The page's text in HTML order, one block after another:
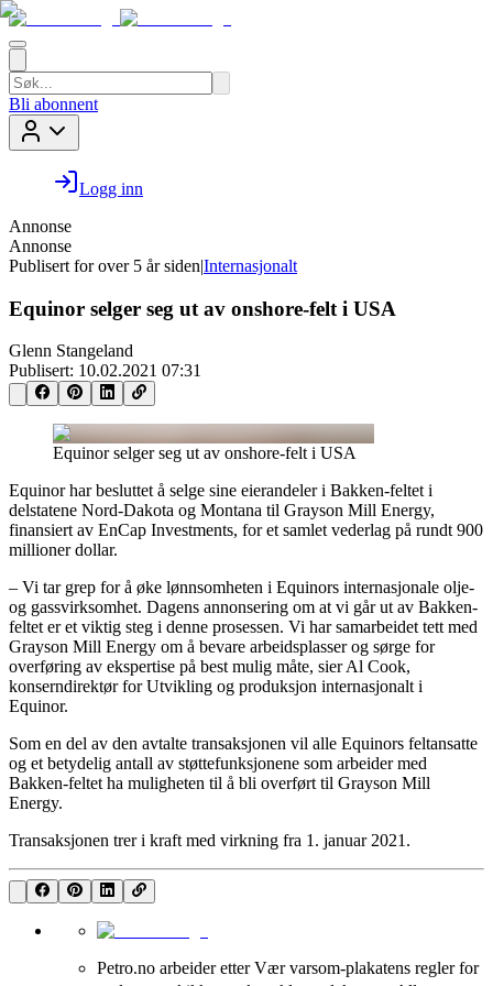
Bli abonnent
Logg inn
Annonse
Annonse
Publisert for over 5 år siden|Internasjonalt
Equinor selger seg ut av onshore-felt i USA
Glenn Stangeland
Publisert: 10.02.2021 07:31
Equinor selger seg ut av onshore-felt i USA
Equinor har besluttet å selge sine eierandeler i Bakken-feltet i
delstatene Nord-Dakota og Montana til Grayson Mill Energy,
finansiert av EnCap Investments, for et samlet vederlag på rundt 900
millioner dollar.
– Vi tar grep for å øke lønnsomheten i Equinors internasjonale olje-
og gassvirksomhet. Dagens annonsering om at vi går ut av Bakken-
feltet er et viktig steg i denne prosessen. Vi har samarbeidet tett med
Grayson Mill Energy om å bevare arbeidsplasser og sørge for
overføring av ekspertise på best mulig måte, sier Al Cook,
konserndirektør for Utvikling og produksjon internasjonalt i
Equinor.
Som en del av den avtalte transaksjonen vil alle Equinors feltansatte
og et betydelig antall av støttefunksjonene som arbeider med
Bakken-feltet ha muligheten til å bli overført til Grayson Mill
Energy.
Transaksjonen trer i kraft med virkning fra 1. januar 2021.
Petro.no arbeider etter Vær varsom-plakatens regler for